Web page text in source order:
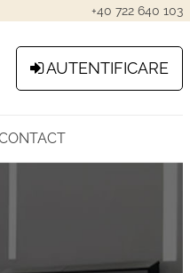
+40 722 640 103
AUTENTIFICARE